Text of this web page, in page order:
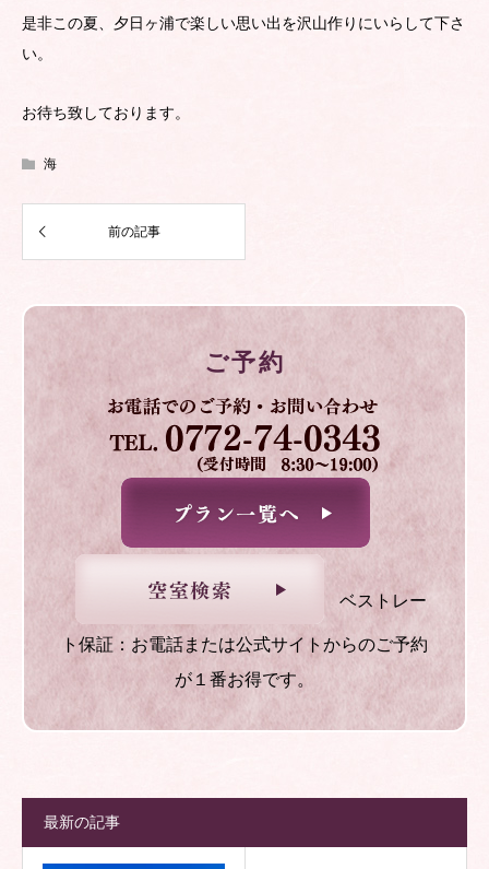
是非この夏、夕日ヶ浦で楽しい思い出を沢山作りにいらして下さ
い。
お待ち致しております。
海
ご予約
ベストレー
ト保証：お電話または公式サイトからのご予約
が１番お得です。
最新の記事